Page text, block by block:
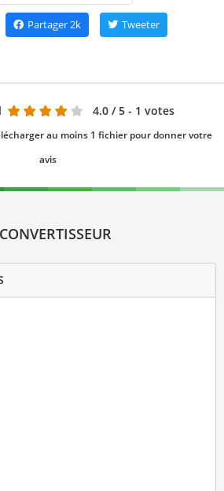
Partager2k Tweeter
4.0 / 5 - 1 votes
au moins 1 fichier pour donner votre
avis
CONVERTISSEUR